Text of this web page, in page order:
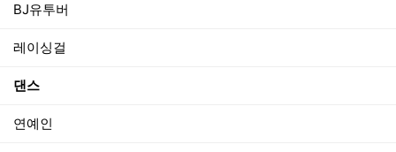
BJ유투버
레이싱걸
댄스
연예인